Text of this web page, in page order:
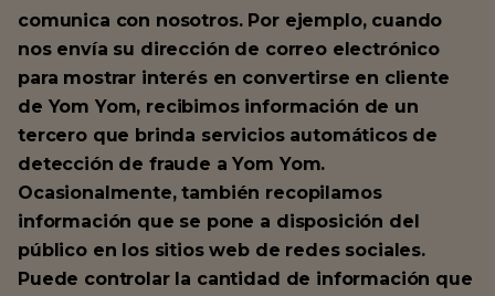
comunica con nosotros. Por ejemplo, cuando
nos envía su dirección de correo electrónico
para mostrar interés en convertirse en cliente
de Yom Yom, recibimos información de un
tercero que brinda servicios automáticos de
detección de fraude a Yom Yom.
Ocasionalmente, también recopilamos
información que se pone a disposición del
público en los sitios web de redes sociales.
Puede controlar la cantidad de información que